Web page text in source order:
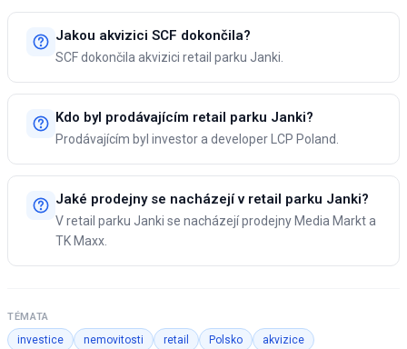
Jakou akvizici SCF dokončila?
SCF dokončila akvizici retail parku Janki.
Kdo byl prodávajícím retail parku Janki?
Prodávajícím byl investor a developer LCP Poland.
Jaké prodejny se nacházejí v retail parku Janki?
V retail parku Janki se nacházejí prodejny Media Markt a
TK Maxx.
TÉMATA
investice nemovitosti retail Polsko akvizice